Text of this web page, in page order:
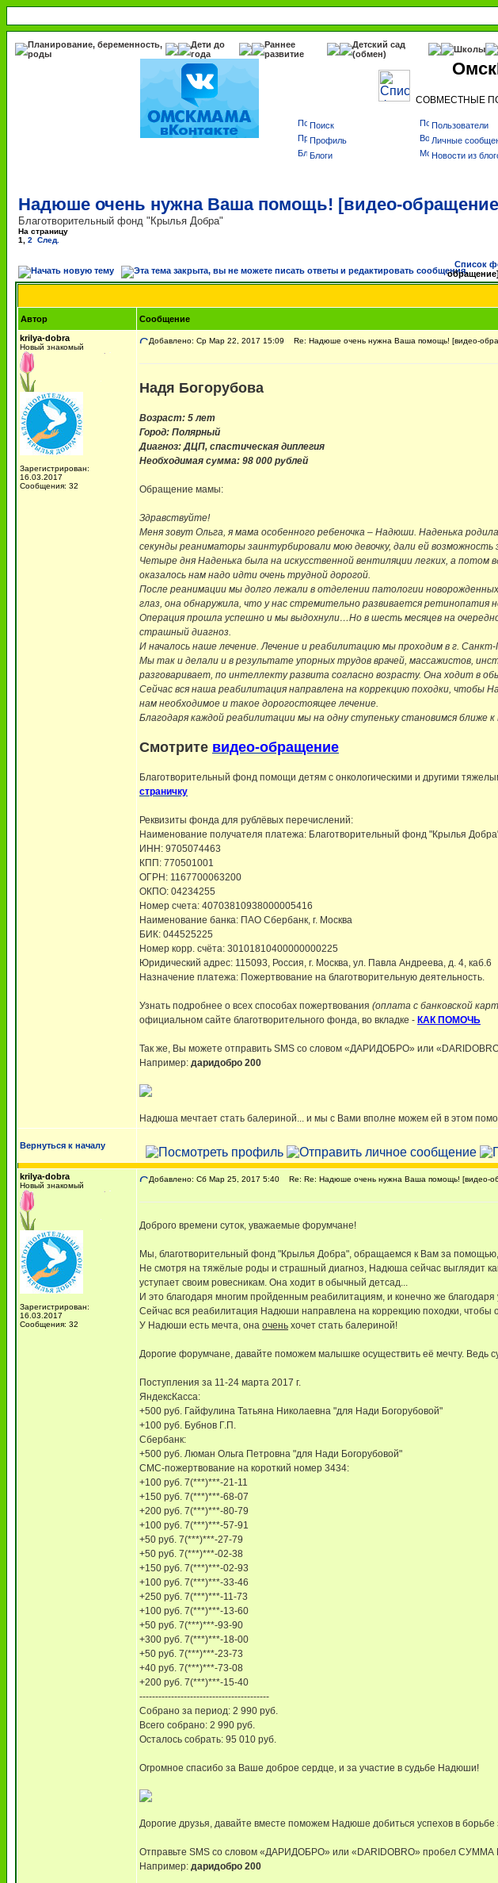
Планирование, беременность,
роды
Дети до
года
Раннее
развитие
Детский сад
(обмен)
Школы
СОВМЕСТНЫЕ
Поиск
Пользователи
Профиль
Личные
Блоги
Новости из
Надюше очень нужна Ваша помощь! [видео-
Благотворительный фонд "Крылья Добра"
На страницу
1
2 След.
Список
обращение]
Автор
Сообщение
krilya-dobra
Новый знакомый
Зарегистрирован:
16.03.2017
Сообщения: 32
Добавлено: Ср Мар 22, 2017 15:09 Re: Надюше очень нужна Ваша помощь! [видео-
Надя Богорубова
Возраст: 5 лет
Город: Полярный
Диагноз: ДЦП, спастическая диплегия
Необходимая сумма: 98 000 рублей
Обращение мамы:
Здравствуйте!
Меня зовут Ольга, я мама особенного ребеночка – Надюши. Наденька
секунды реаниматоры заинтурбировали мою девочку, дали ей
Четыре дня Наденька была на искусственной вентиляции легких, а
оказалось нам надо идти очень трудной дорогой.
После реанимации мы долго лежали в отделении патологии
глаз, она обнаружила, что у нас стремительно развивается ретинопатия
Операция прошла успешно и мы выдохнули…Но в шесть месяцев на
страшный диагноз.
И началось наше лечение. Лечение и реабилитацию мы проходим в г.
Мы так и делали и в результате упорных трудов врачей, массажистов,
разговаривает, по интеллекту развита согласно возрасту. Она ходит в
Сейчас вся наша реабилитация направлена на коррекцию походки, чтобы
нам необходимое и такое дорогостоящее лечение.
Благодаря каждой реабилитации мы на одну ступеньку становимся
Смотрите видео-обращение
Благотворительный фонд помощи детям с онкологическими и другими
страничку
Реквизиты фонда для рублёвых перечислений:
Наименование получателя платежа: Благотворительный фонд "Крылья
ИНН: 9705074463
КПП: 770501001
ОГРН: 1167700063200
ОКПО: 04234255
Номер счета: 40703810938000005416
Наименование банка: ПАО Сбербанк, г. Москва
БИК: 044525225
Номер корр. счёта: 30101810400000000225
Юридический адрес: 115093, Россия, г. Москва, ул. Павла Андреева, д. 4, каб.6
Назначение платежа: Пожертвование на благотворительную деятельность.
Узнать подробнее о всех способах пожертвования (оплата с банковской
официальном сайте благотворительного фонда, во вкладке - КАК ПОМОЧЬ
Так же, Вы можете отправить SMS со словом «ДАРИДОБРО» или
Например: даридобро 200
Надюша мечтает стать балериной... и мы с Вами вполне можем ей в этом
Вернуться к началу
krilya-dobra
Новый знакомый
Зарегистрирован:
16.03.2017
Сообщения: 32
Добавлено: Сб Мар 25, 2017 5:40 Re: Re: Надюше очень нужна Ваша помощь! [видео-
Доброго времени суток, уважаемые форумчане!
Мы, благотворительный фонд "Крылья Добра", обращаемся к Вам за
Не смотря на тяжёлые роды и страшный диагноз, Надюша сейчас выглядит
уступает своим ровесникам. Она ходит в обычный детсад...
И это благодаря многим пройденным реабилитациям, и конечно же
Сейчас вся реабилитация Надюши направлена на коррекцию походки, чтобы
У Надюши есть мечта, она очень хочет стать балериной!
Дорогие форумчане, давайте поможем малышке осуществить её мечту. Ведь
Поступления за 11-24 марта 2017 г.
ЯндексКасса:
+500 руб. Гайфулина Татьяна Николаевна "для Нади Богорубовой"
+100 руб. Бубнов Г.П.
Сбербанк:
+500 руб. Люман Ольга Петровна "для Нади Богорубовой"
СМС-пожертвование на короткий номер 3434:
+100 руб. 7(***)***-21-11
+150 руб. 7(***)***-68-07
+200 руб. 7(***)***-80-79
+100 руб. 7(***)***-57-91
+50 руб. 7(***)***-27-79
+50 руб. 7(***)***-02-38
+150 руб. 7(***)***-02-93
+100 руб. 7(***)***-33-46
+250 руб. 7(***)***-11-73
+100 руб. 7(***)***-13-60
+50 руб. 7(***)***-93-90
+300 руб. 7(***)***-18-00
+50 руб. 7(***)***-23-73
+40 руб. 7(***)***-73-08
+200 руб. 7(***)***-15-40
-----------------------------------------
Собрано за период: 2 990 руб.
Всего собрано: 2 990 руб.
Осталось собрать: 95 010 руб.
Огромное спасибо за Ваше доброе сердце, и за участие в судьбе Надюши!
Дорогие друзья, давайте вместе поможем Надюше добиться успехов в
Отправьте SMS со словом «ДАРИДОБРО» или «DARIDOBRO» пробел
Например: даридобро 200